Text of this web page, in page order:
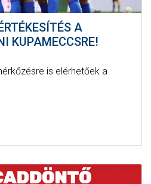
A
KUPAMECCSRE!
is elérhetőek a